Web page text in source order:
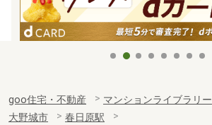
goo住宅・不動産 マンションライブラリー
大野城市
春日原駅